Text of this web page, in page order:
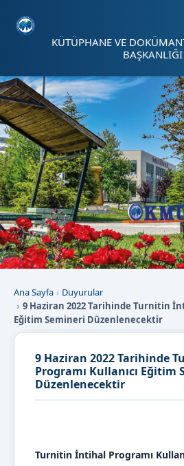
KÜTÜPHANE VE
BAŞKANLIĞI
Ana Sayfa
Duyurular
9 Haziran 2022 Tarihinde Turnitin
Eğitim Semineri Düzenlenecektir
9 Haziran 2022 Tarihinde
Programı Kullanıcı Eğitim
Düzenlenecektir
Turnitin İntihal Programı